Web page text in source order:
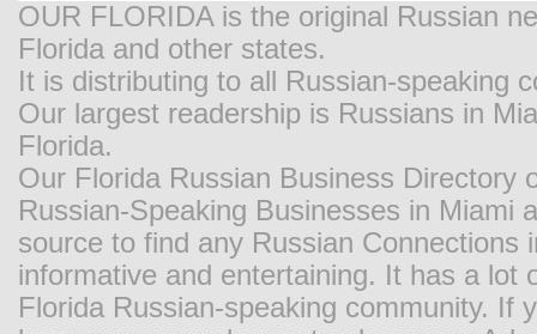
OUR FLORIDA is the original Russian
Florida and other states.
It is distributing to all Russian-speaking
Our largest readership is Russians in
Florida.
Our Florida Russian Business Directory
Russian-Speaking Businesses in Miami
source to find any Russian
informative and entertaining. It has a
Florida Russian-speaking community. If